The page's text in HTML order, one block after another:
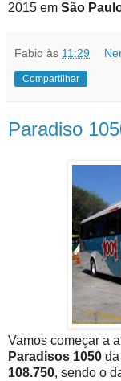
2015 em São
Fabio às 11:29
Compartilhar
Paradiso
Vamos começar a
Paradisos 1050 da
108.750, sendo o